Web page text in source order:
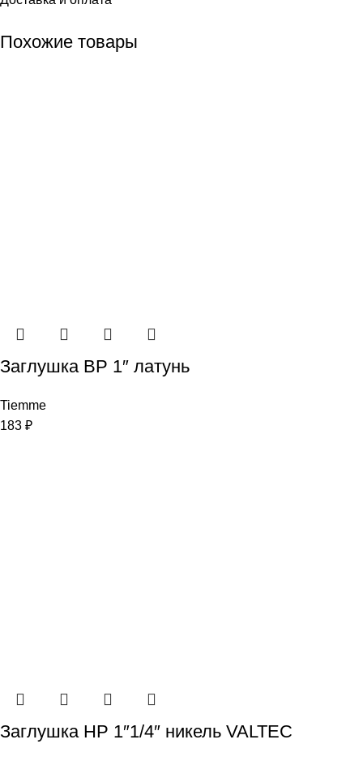
Похожие товары
Заглушкa ВР 1″ латунь
Tiemme
183 ₽
Заглушка НР 1″1/4″ никель VALTEC